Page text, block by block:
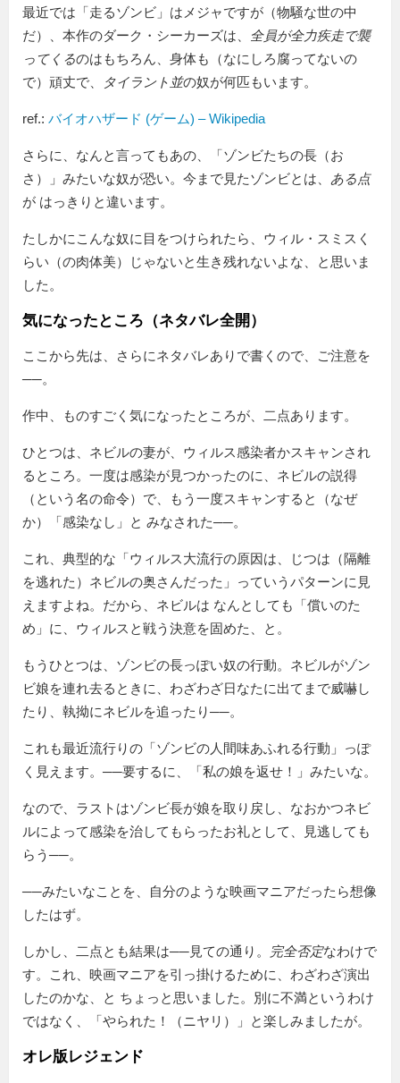
最近では「走るゾンビ」はメジャですが（物騒な世の中
だ）、本作のダーク・シーカーズは、
全員が全力疾走で襲
ってくるのはもちろん、身体も（なにしろ腐ってないの
で）頑丈で、
タイラント並の奴が何匹もいます。
ref.: バイオハザード (ゲーム) – Wikipedia
さらに、なんと言ってもあの、「ゾンビたちの長（お
さ）」みたいな奴が恐い。今まで見たゾンビとは、 ある点
が はっきりと違います。
たしかにこんな奴に目をつけられたら、ウィル・スミスく
らい（の肉体美）じゃないと生き残れないよな、と思いま
した。
気になったところ（ネタバレ全開）
ここから先は、さらにネタバレありで書くので、ご注意を
──。
作中、ものすごく気になったところが、二点あります。
ひとつは、ネビルの妻が、ウィルス感染者かスキャンされ
るところ。一度は感染が見つかったのに、ネビルの説得
（という名の命令）で、もう一度スキャンすると（なぜ
か）「感染なし」と みなされた──。
これ、典型的な「ウィルス大流行の原因は、じつは（隔離
を逃れた）ネビルの奥さんだった」っていうパターンに見
えますよね。だから、ネビルは なんとしても「償いのた
め」に、ウィルスと戦う決意を固めた、と。
もうひとつは、ゾンビの長っぽい奴の行動。ネビルがゾン
ビ娘を連れ去るときに、わざわざ日なたに出てまで威嚇し
たり、執拗にネビルを追ったり──。
これも最近流行りの「ゾンビの人間味あふれる行動」っぽ
く見えます。──要するに、「私の娘を返せ！」みたいな。
なので、ラストはゾンビ長が娘を取り戻し、なおかつネビ
ルによって感染を治してもらったお礼として、見逃しても
らう──。
──みたいなことを、自分のような映画マニアだったら想像
したはず。
しかし、二点とも結果は──見ての通り。 完全否定なわけで
す。これ、映画マニアを引っ掛けるために、わざわざ演出
したのかな、と ちょっと思いました。別に不満というわけ
ではなく、「やられた！（ニヤリ）」と楽しみましたが。
オレ版レジェンド